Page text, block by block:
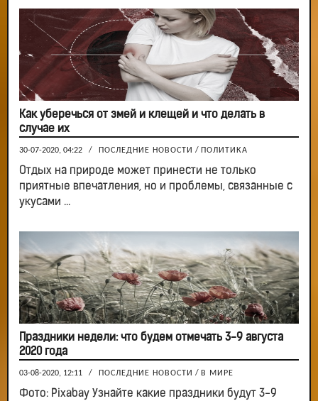
Как уберечься от змей и клещей и что делать в
случае их
30-07-2020, 04:22 / ПОСЛЕДНИЕ НОВОСТИ / ПОЛИТИКА
Отдых на природе может принести не только
приятные впечатления, но и проблемы, связанные с
укусами ...
Праздники недели: что будем отмечать 3-9 августа
2020 года
03-08-2020, 12:11 / ПОСЛЕДНИЕ НОВОСТИ / В МИРЕ
Фото: Pixabay Узнайте какие праздники будут 3-9